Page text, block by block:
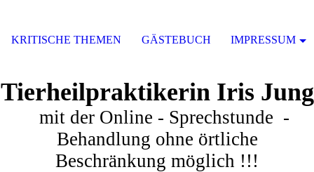
Tierheilpraktikerin Iris Jung
mit der Online - Sprechstunde -
Behandlung ohne örtliche
Beschränkung möglich !!!
KRITISCHE THEMEN GÄSTEBUCH IMPRESSUM